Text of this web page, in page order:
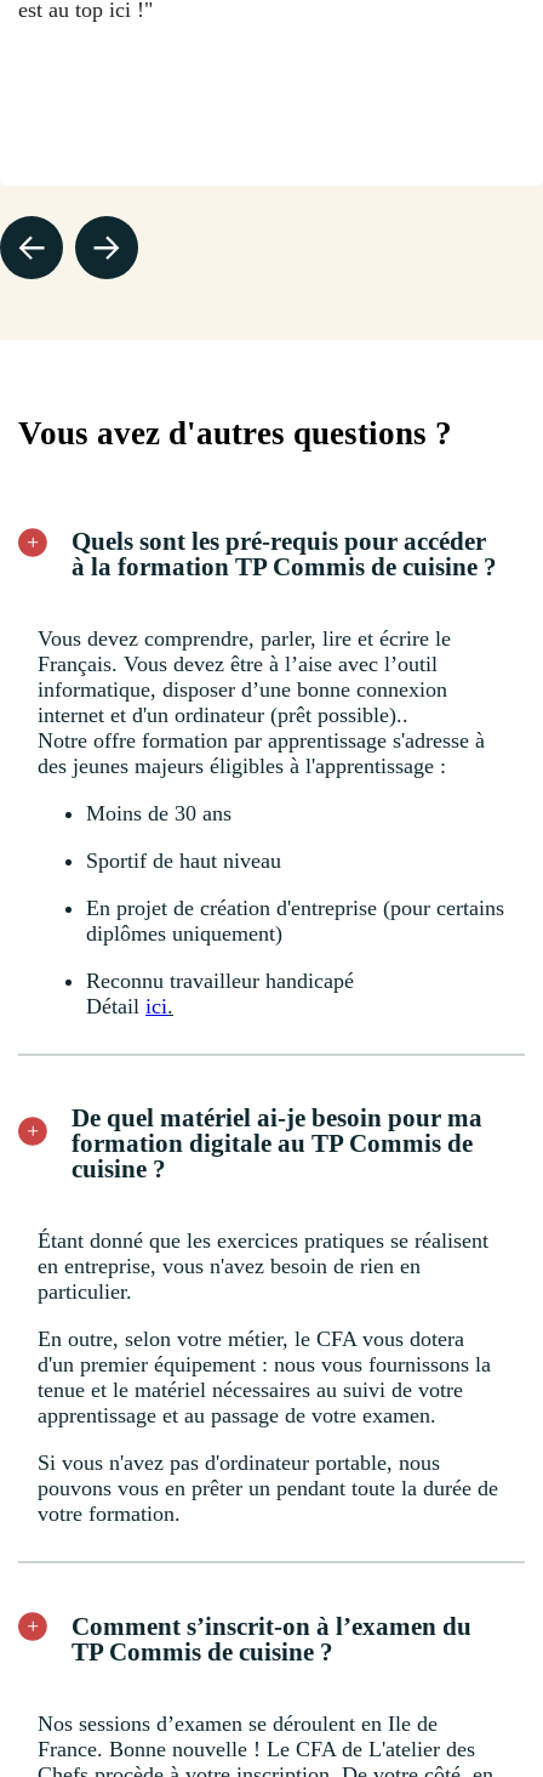
est au top ici !"
Vous avez d'autres questions ?
Quels sont les pré-requis pour accéder
à la formation TP Commis de cuisine ?
Vous devez comprendre, parler, lire et écrire le
Français. Vous devez être à l’aise avec l’outil
informatique, disposer d’une bonne connexion
internet et d'un ordinateur (prêt possible)..
Notre offre formation par apprentissage s'adresse à
des jeunes majeurs éligibles à l'apprentissage :
Moins de 30 ans
Sportif de haut niveau
En projet de création d'entreprise (pour certains
diplômes uniquement)
Reconnu travailleur handicapé
Détail ici.
De quel matériel ai-je besoin pour ma
formation digitale au TP Commis de
cuisine ?
Étant donné que les exercices pratiques se réalisent
en entreprise, vous n'avez besoin de rien en
particulier.
En outre, selon votre métier, le CFA vous dotera
d'un premier équipement : nous vous fournissons la
tenue et le matériel nécessaires au suivi de votre
apprentissage et au passage de votre examen.
Si vous n'avez pas d'ordinateur portable, nous
pouvons vous en prêter un pendant toute la durée de
votre formation.
Comment s’inscrit-on à l’examen du
TP Commis de cuisine ?
Nos sessions d’examen se déroulent en Ile de
France. Bonne nouvelle ! Le CFA de L'atelier des